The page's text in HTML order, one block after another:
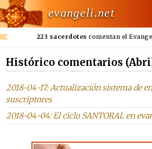
evangeli.net
223 sacerdotes comentan el
Histórico comentarios (Abril
2018-04-17: Actualización sistema de
suscriptores
2018-04-04: El ciclo SANTORAL en